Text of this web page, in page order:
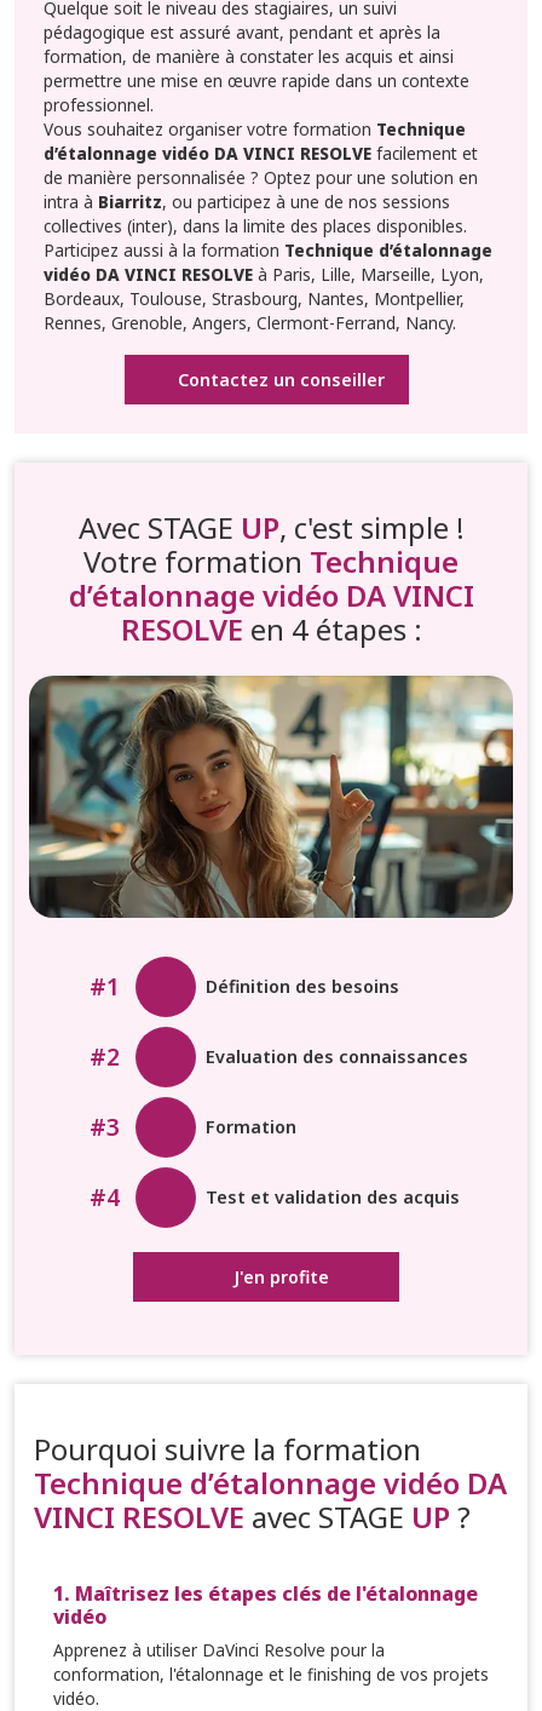
Quelque soit le niveau des stagiaires, un suivi
pédagogique est assuré avant, pendant et après la
formation, de manière à constater les acquis et ainsi
permettre une mise en œuvre rapide dans un contexte
professionnel.
Vous souhaitez organiser votre formation Technique
d’étalonnage vidéo DA VINCI RESOLVE facilement et
de manière personnalisée ? Optez pour une solution en
intra à Biarritz, ou participez à une de nos sessions
collectives (inter), dans la limite des places disponibles.
Participez aussi à la formation Technique d’étalonnage
vidéo DA VINCI RESOLVE à Paris, Lille, Marseille, Lyon,
Bordeaux, Toulouse, Strasbourg, Nantes, Montpellier,
Rennes, Grenoble, Angers, Clermont-Ferrand, Nancy.
Contactez un conseiller
Avec STAGE UP, c'est simple !
Votre formation Technique
d’étalonnage vidéo DA VINCI
RESOLVE en 4 étapes :
#1 Définition des besoins
#2 Evaluation des connaissances
#3 Formation
#4 Test et validation des acquis
J'en profite
Pourquoi suivre la formation
Technique d’étalonnage vidéo DA
VINCI RESOLVE avec STAGE UP ?
1. Maîtrisez les étapes clés de l'étalonnage
vidéo
Apprenez à utiliser DaVinci Resolve pour la
conformation, l'étalonnage et le finishing de vos projets
vidéo.